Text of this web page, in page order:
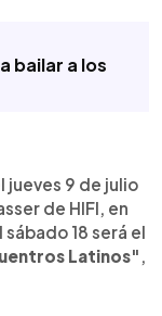
bailar a los
jueves 9 de julio
de HIFI, en
18 será el
Latinos" ,